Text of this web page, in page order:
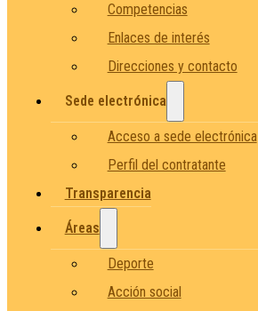
Competencias
Enlaces de interés
Direcciones y contacto
Sede electrónica
Acceso a sede electrónica
Perfil del contratante
Transparencia
Áreas
Deporte
Acción social